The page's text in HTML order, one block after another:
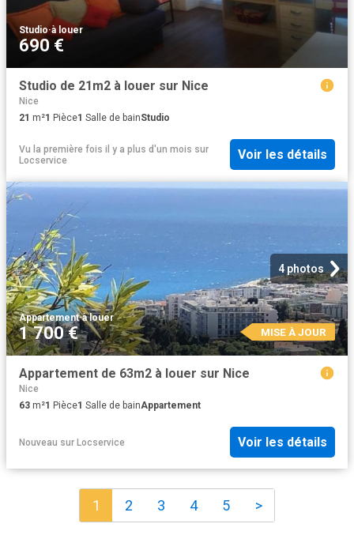
Studio·à louer
690 €
Studio de 21m2 à louer sur Nice
Nice
21 m²1 Pièce1 Salle de bainStudio
Vu la première fois il y a plus d'un mois sur
Locservice
Voir les détails
4 photos
Appartement·à louer
1 700 € MISE À JOUR
Appartement de 63m2 à louer sur Nice
Nice
63 m²1 Pièce1 Salle de bainAppartement
Nouveau sur Locservice Voir les détails
1 2 3 4 5 >